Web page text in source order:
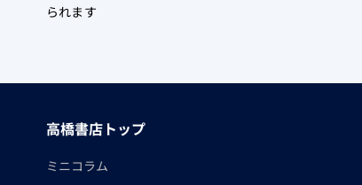
られます
高橋書店トップ
ミニコラム